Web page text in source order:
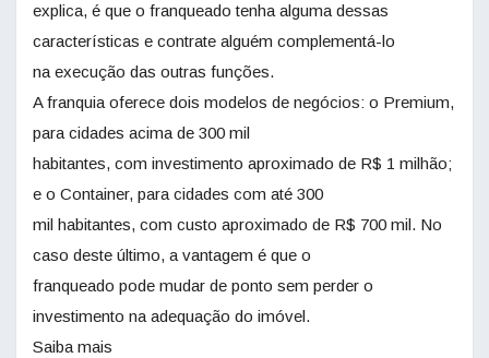
explica, é que o franqueado tenha alguma dessas
características e contrate alguém complementá-lo
na execução das outras funções.
A franquia oferece dois modelos de negócios: o Premium,
para cidades acima de 300 mil
habitantes, com investimento aproximado de R$ 1 milhão;
e o Container, para cidades com até 300
mil habitantes, com custo aproximado de R$ 700 mil. No
caso deste último, a vantagem é que o
franqueado pode mudar de ponto sem perder o
investimento na adequação do imóvel.
Saiba mais